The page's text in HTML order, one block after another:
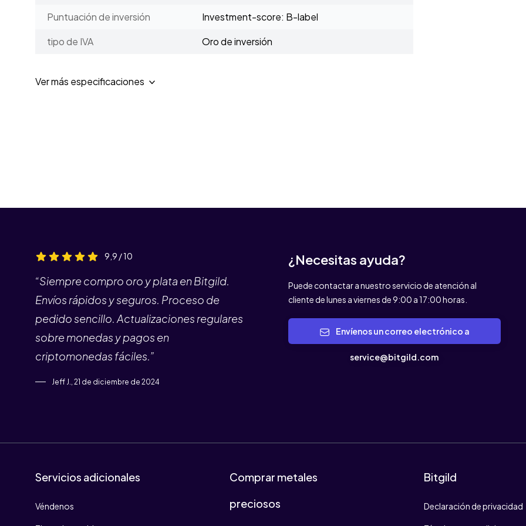
Puntuación de inversión
Investment-score: B-label
tipo de IVA
Oro de inversión
Ver más especificaciones
9,9 / 10
“Siempre compro oro y plata en Bitgild.
Envíos rápidos y seguros. Proceso de
pedido sencillo. Actualizaciones regulares
sobre monedas y pagos en
criptomonedas fáciles.”
Jeff J., 21 de diciembre de 2024
¿Necesitas ayuda?
Puede contactar a nuestro servicio de atención al
cliente de lunes a viernes de 9:00 a 17:00 horas.
service@bitgild.com
Servicios adicionales
Véndenos
Comprar metales
preciosos
Bitgild
Declaración de privacidad